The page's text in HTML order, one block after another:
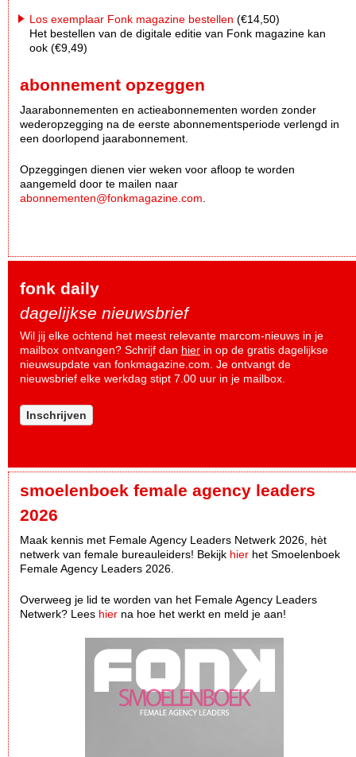
Los exemplaar Fonk magazine bestellen (€14,50)
Het bestellen van de digitale editie van Fonk magazine kan
ook (€9,49)
abonnement opzeggen
Jaarabonnementen en actieabonnementen worden zonder
wederopzegging na de eerste abonnementsperiode verlengd in
een doorlopend jaarabonnement.
Opzeggingen dienen vier weken voor afloop te worden
aangemeld door te mailen naar
abonnementen@fonkmagazine.com
fonk daily
dagelijkse nieuwsbrief
Wil jij elke ochtend het meest relevante marcom-nieuws in je
mailbox ontvangen? Schrijf dan hier in op de gratis dagelijkse
nieuwsupdate van fonkmagazine.com. Je ontvangt de
nieuwsbrief elke werkdag stipt 7.00 uur in je mailbox.
Inschrijven
smoelenboek female agency leaders
2026
Maak kennis met Female Agency Leaders Netwerk 2026, hèt
netwerk van female bureauleiders! Bekijk hier het Smoelenboek
Female Agency Leaders 2026.
Overweeg je lid te worden van het Female Agency Leaders
Netwerk? Lees hier na hoe het werkt en meld je aan!